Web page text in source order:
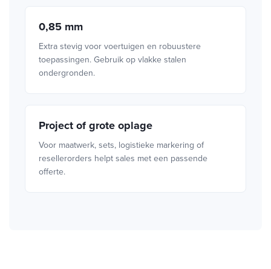
0,85 mm
Extra stevig voor voertuigen en robuustere
toepassingen. Gebruik op vlakke stalen
ondergronden.
Project of grote oplage
Voor maatwerk, sets, logistieke markering of
resellerorders helpt sales met een passende
offerte.